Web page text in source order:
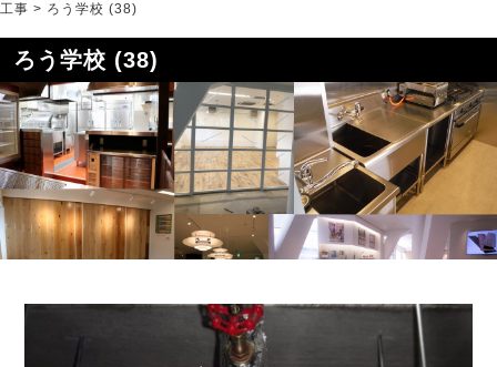
工事 > ろう学校 (38)
ろう学校 (38)